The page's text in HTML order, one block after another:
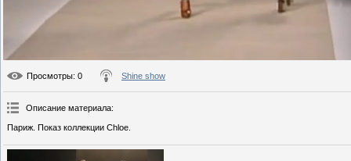
Просмотры: 0 Shine show
Описание материала:
Париж. Показ коллекции Chloe.